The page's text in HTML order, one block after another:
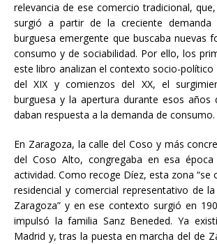
relevancia de ese comercio tradicional,
surgió a partir de la creciente demanda
burguesa emergente que buscaba nuevas
consumo y de sociabilidad. Por ello, los
este libro analizan el contexto socio-político
del XIX y comienzos del XX, el
burguesa y la apertura durante esos años
daban respuesta a la demanda de consumo.
En Zaragoza, la calle del Coso y más
del Coso Alto, congregaba en esa
actividad. Como recoge Díez, esta zona “se
residencial y comercial representativo de
Zaragoza” y en ese contexto surgió en
impulsó la familia Sanz Beneded. Ya
Madrid y, tras la puesta en marcha del de